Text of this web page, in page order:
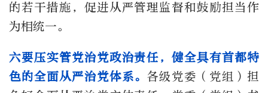
的若干措施，促进从严管理监督和鼓励担当作
为相统一。
六要压实管党治党政治责任，健全具有首都特
色的全面从严治党体系。 各级党委（党组）担